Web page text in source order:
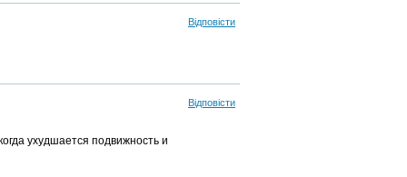
Відповісти
Відповісти
ухудшается подвижность и